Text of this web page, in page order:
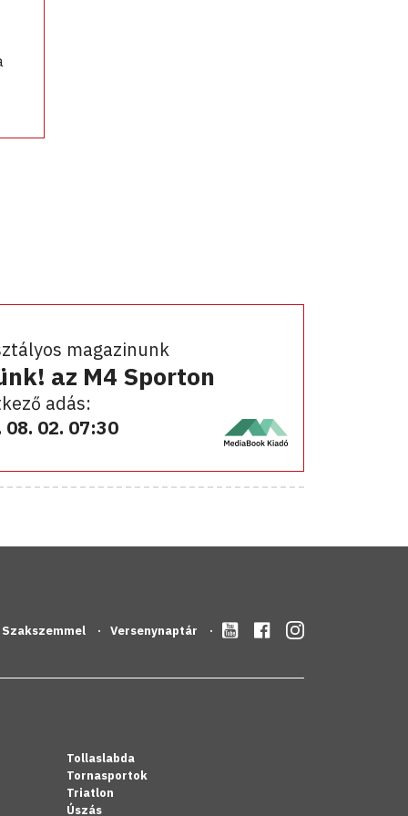
magazinunk
az M4 Sporton
adás:
08. 02. 07:30
Szakszemmel Versenynaptár
Tollaslabda
Tornasportok
Triatlon
Úszás